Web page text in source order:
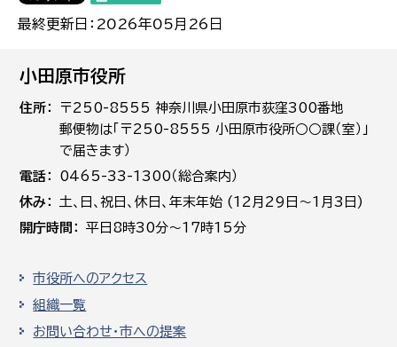
最終更新日：2026年05月26日
小田原市役所
住所
〒250-8555 神奈川県小田原市荻窪300番地
郵便物は「〒250-8555 小田原市役所○○課（室）」
で届きます）
電話
0465-33-1300（総合案内）
休み
土､日､祝日、休日、年末年始 (12月29日～1月3日)
開庁時間
平日8時30分～17時15分
市役所へのアクセス
組織一覧
お問い合わせ・市への提案